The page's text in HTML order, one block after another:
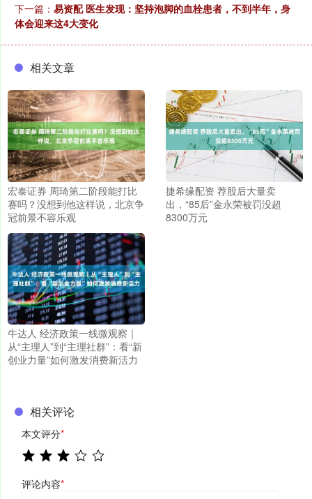
下一篇： 易资配 医生发现：坚持泡脚的血栓患者，不到半年，身
体会迎来这4大变化
相关文章
宏泰证券 周琦第二阶段能打比
赛吗？没想到他这样说，北京争
冠前景不容乐观
捷希缘配资 荐股后大量卖
出，“85后”金永荣被罚没超
8300万元
牛达人 经济政策一线微观察｜
从“主理人”到“主理社群”：看“新
创业力量”如何激发消费新活力
相关评论
本文评分*
评论内容*